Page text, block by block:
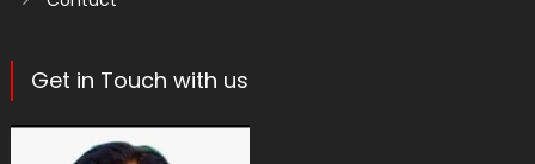
Get in Touch with us